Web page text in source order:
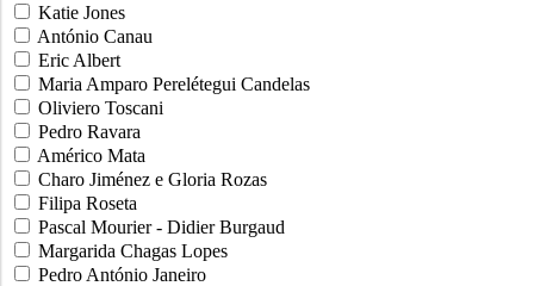
Katie Jones
António Canau
Eric Albert
Maria Amparo Perelétegui Candelas
Oliviero Toscani
Pedro Ravara
Américo Mata
Charo Jiménez e Gloria Rozas
Filipa Roseta
Pascal Mourier - Didier Burgaud
Margarida Chagas Lopes
Pedro António Janeiro